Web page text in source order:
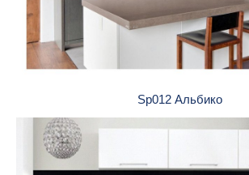
Sp012 Альбико